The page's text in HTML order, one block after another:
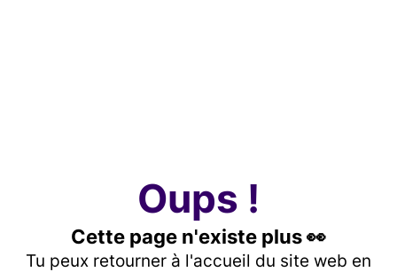
Oups !
Cette page n'existe plus 👀
Tu peux retourner à l'accueil du site web en